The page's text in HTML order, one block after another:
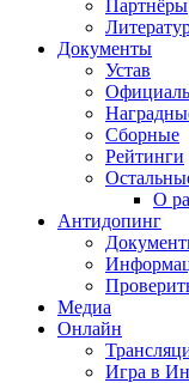
Партнёры
Документы
Устав
Сборные
Рейтинги
О
Антидопинг
Медиа
Онлайн
Игра в